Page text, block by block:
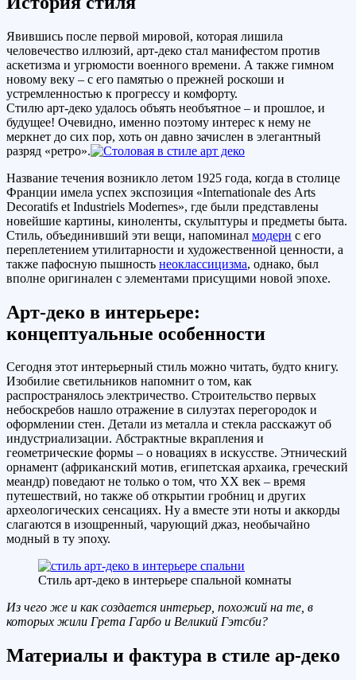
Явившись после первой мировой, которая лишила
человечество иллюзий, арт-деко стал манифестом против
аскетизма и угрюмости военного времени. А также гимном
новому веку – с его памятью о прежней роскоши и
устремленностью к прогрессу и комфорту.
Стилю арт-деко удалось объять необъятное – и прошлое, и
будущее! Очевидно, именно поэтому интерес к нему не
меркнет до сих пор, хоть он давно зачислен в элегантный
разряд «ретро».
Название течения возникло летом 1925 года, когда в столице
Франции имела успех экспозиция «Internationale des Аrts
Dеcoratifs et Industriels Мodernes», где были представлены
новейшие картины, киноленты, скульптуры и предметы быта.
Стиль, объединивший эти вещи, напоминал модерн с его
переплетением утилитарности и художественной ценности, а
также пафосную пышность неоклассицизма, однако, был
вполне оригинален с элементами присущими новой эпохе.
Арт-деко в интерьере:
концептуальные особенности
Сегодня этот интерьерный стиль можно читать, будто книгу.
Изобилие светильников напомнит о том, как
распространялось электричество. Строительство первых
небоскребов нашло отражение в силуэтах перегородок и
оформлении стен. Детали из металла и стекла расскажут об
индустриализации. Абстрактные вкрапления и
геометрические формы – о новациях в искусстве. Этнический
орнамент (африканский мотив, египетская архаика, греческий
меандр) поведают не только о том, что ХХ век – время
путешествий, но также об открытии гробниц и других
археологических сенсациях. Ну а вместе эти ноты и аккорды
слагаются в изощренный, чарующий джаз, необычайно
модный в ту эпоху.
Стиль арт-деко в интерьере спальной комнаты
Из чего же и как создается интерьер, похожий на те, в
которых жили Грета Гарбо и Великий Гэтсби?
Материалы и фактура в стиле ар-деко